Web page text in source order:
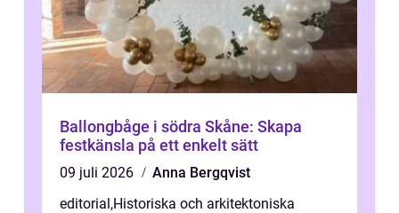
Ballongbåge i södra Skåne: Skapa
festkänsla på ett enkelt sätt
09 juli 2026
Anna Bergqvist
editorial,Historiska och arkitektoniska